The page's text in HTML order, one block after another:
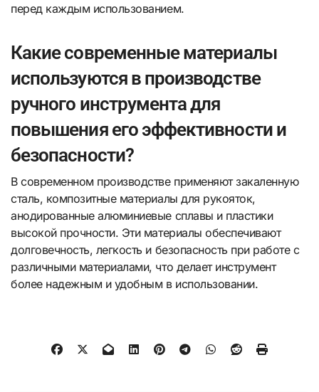
перед каждым использованием.
Какие современные материалы
используются в производстве
ручного инструмента для
повышения его эффективности и
безопасности?
В современном производстве применяют закаленную
сталь, композитные материалы для рукояток,
анодированные алюминиевые сплавы и пластики
высокой прочности. Эти материалы обеспечивают
долговечность, легкость и безопасность при работе с
различными материалами, что делает инструмент
более надежным и удобным в использовании.